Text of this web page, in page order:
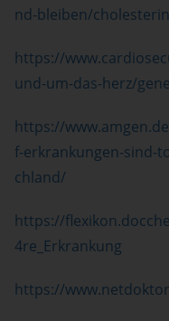
nd-bleiben/
https://
und-um-das-herz/
https://
f-erkrankungen-sind-
chland/
https://
4re_Erkrankung
https://